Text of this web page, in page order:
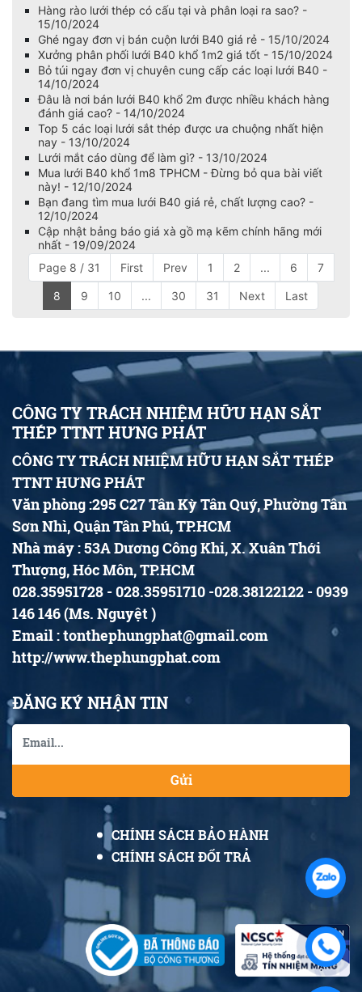
Hàng rào lưới thép có cấu tại và phân loại ra sao? -
15/10/2024
Ghé ngay đơn vị bán cuộn lưới B40 giá rẻ - 15/10/2024
Xưởng phân phối lưới B40 khổ 1m2 giá tốt - 15/10/2024
Bỏ túi ngay đơn vị chuyên cung cấp các loại lưới B40 -
14/10/2024
Đâu là nơi bán lưới B40 khổ 2m được nhiều khách hàng
đánh giá cao? - 14/10/2024
Top 5 các loại lưới sắt thép được ưa chuộng nhất hiện
nay - 13/10/2024
Lưới mắt cáo dùng để làm gì? - 13/10/2024
Mua lưới B40 khổ 1m8 TPHCM - Đừng bỏ qua bài viết
này! - 12/10/2024
Bạn đang tìm mua lưới B40 giá rẻ, chất lượng cao? -
12/10/2024
Cập nhật bảng báo giá xà gồ mạ kẽm chính hãng mới
nhất - 19/09/2024
Page 8 / 31
First Prev 1 2 ... 6 7
8 9 10 ... 30 31 Next Last
CÔNG TY TRÁCH NHIỆM HỮU HẠN SẮT
THÉP TTNT HƯNG PHÁT
CÔNG TY TRÁCH NHIỆM HỮU HẠN SẮT THÉP
TTNT HƯNG PHÁT
Văn phòng :295 C27 Tân Kỳ Tân Quý, Phường Tân
Sơn Nhì, Quận Tân Phú, TP.HCM
Nhà máy : 53A Dương Công Khi, X. Xuân Thới
Thượng, Hóc Môn, TP.HCM
028.35951728 - 028.35951710 -028.38122122 - 0939
146 146 (Ms. Nguyệt )
Email : tonthephungphat@gmail.com
http://www.thephungphat.com
ĐĂNG KÝ NHẬN TIN
Gửi
CHÍNH SÁCH BẢO HÀNH
CHÍNH SÁCH ĐỔI TRẢ